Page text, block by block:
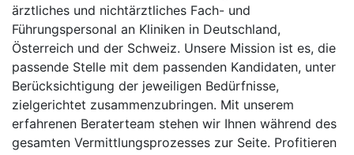
ärztliches und nichtärztliches Fach- und
Führungspersonal an Kliniken in Deutschland,
Österreich und der Schweiz. Unsere Mission ist es, die
passende Stelle mit dem passenden Kandidaten, unter
Berücksichtigung der jeweiligen Bedürfnisse,
zielgerichtet zusammenzubringen. Mit unserem
erfahrenen Beraterteam stehen wir Ihnen während des
gesamten Vermittlungsprozesses zur Seite. Profitieren